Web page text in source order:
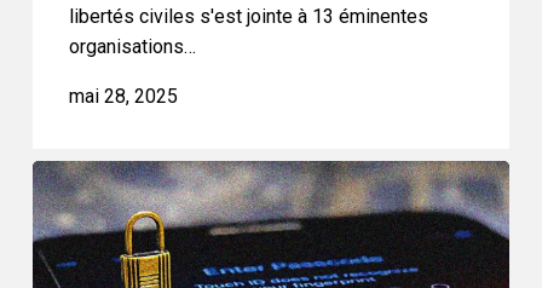
numérique
libertés civiles s'est jointe à 13 éminentes
organisations…
mai 28, 2025
L’ACLC
sur
le
projet